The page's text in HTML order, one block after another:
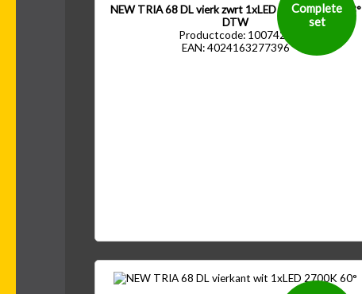
NEW TRIA 68 DL vierk zwrt 1xLED 1800-3000K 38°
DTW
Productcode: 1007428
EAN: 4024163277396
Complete
set